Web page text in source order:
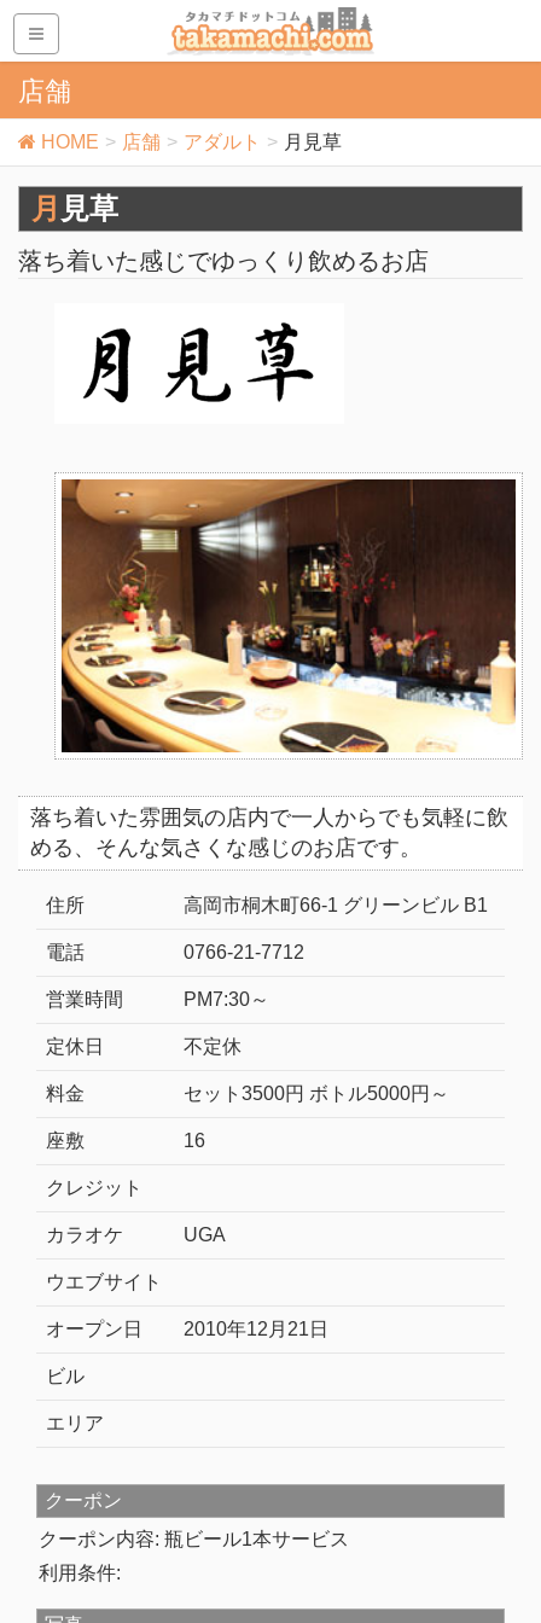
店舗
HOME 店舗 アダルト 月見草
月見草
落ち着いた感じでゆっくり飲めるお店
落ち着いた雰囲気の店内で一人からでも気軽に飲
める、そんな気さくな感じのお店です。
住所 高岡市桐木町66-1 グリーンビル B1
電話 0766-21-7712
営業時間 PM7:30～
定休日 不定休
料金 セット3500円 ボトル5000円～
座敷 16
クレジット
カラオケ UGA
ウエブサイト
オープン日 2010年12月21日
ビル
エリア
クーポン
クーポン内容: 瓶ビール1本サービス
利用条件: